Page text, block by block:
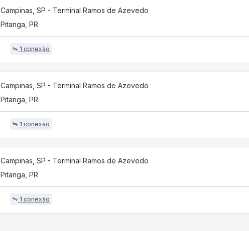
Campinas, SP - Terminal Ramos de Azevedo
Pitanga, PR
1 conexão
Campinas, SP - Terminal Ramos de Azevedo
Pitanga, PR
1 conexão
Campinas, SP - Terminal Ramos de Azevedo
Pitanga, PR
1 conexão